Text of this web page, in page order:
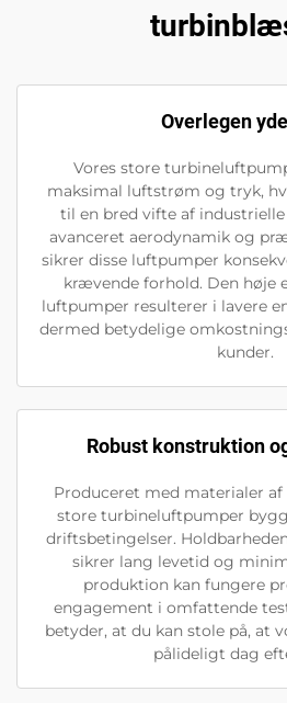
Overlegen
Vores store
maksimal luftstrøm og tryk,
til en bred vifte af
avanceret aerodynamik og
sikrer disse luftpumper
krævende forhold. Den høje
luftpumper resulterer i lavere
dermed betydelige
kunder.
Robust konstruktion
Produceret med materialer
store turbineluftpumper
driftsbetingelser.
sikrer lang levetid og
produktion kan fungere
engagement i omfattende
betyder, at du kan stole på, at
pålideligt dag